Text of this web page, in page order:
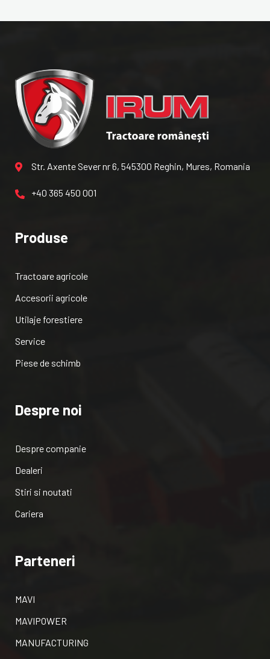
Str. Axente Sever nr 6, 545300 Reghin, Mures, Romania
+40 365 450 001
Produse
Tractoare agricole
Accesorii agricole
Utilaje forestiere
Service
Piese de schimb
Despre noi
Despre companie
Dealeri
Stiri si noutati
Cariera
Parteneri
MAVI
MAVIPOWER
MANUFACTURING